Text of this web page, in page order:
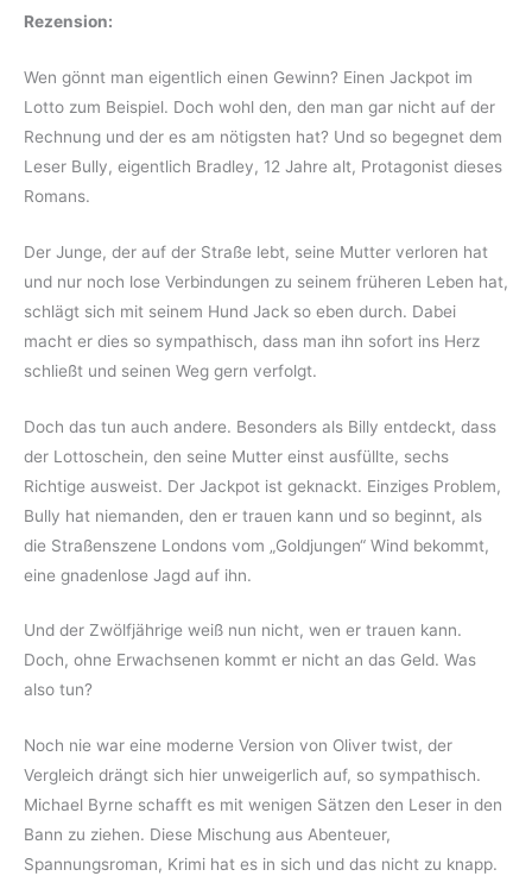
Rezension:
Wen gönnt man eigentlich einen Gewinn? Einen Jackpot im
Lotto zum Beispiel. Doch wohl den, den man gar nicht auf der
Rechnung und der es am nötigsten hat? Und so begegnet dem
Leser Bully, eigentlich Bradley, 12 Jahre alt, Protagonist dieses
Romans.
Der Junge, der auf der Straße lebt, seine Mutter verloren hat
und nur noch lose Verbindungen zu seinem früheren Leben hat,
schlägt sich mit seinem Hund Jack so eben durch. Dabei
macht er dies so sympathisch, dass man ihn sofort ins Herz
schließt und seinen Weg gern verfolgt.
Doch das tun auch andere. Besonders als Billy entdeckt, dass
der Lottoschein, den seine Mutter einst ausfüllte, sechs
Richtige ausweist. Der Jackpot ist geknackt. Einziges Problem,
Bully hat niemanden, den er trauen kann und so beginnt, als
die Straßenszene Londons vom „Goldjungen“ Wind bekommt,
eine gnadenlose Jagd auf ihn.
Und der Zwölfjährige weiß nun nicht, wen er trauen kann.
Doch, ohne Erwachsenen kommt er nicht an das Geld. Was
also tun?
Noch nie war eine moderne Version von Oliver twist, der
Vergleich drängt sich hier unweigerlich auf, so sympathisch.
Michael Byrne schafft es mit wenigen Sätzen den Leser in den
Bann zu ziehen. Diese Mischung aus Abenteuer,
Spannungsroman, Krimi hat es in sich und das nicht zu knapp.